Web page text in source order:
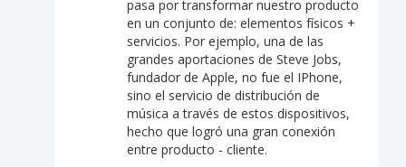
pasa por transformar nuestro producto
en un conjunto de: elementos físicos +
servicios. Por ejemplo, una de las
grandes aportaciones de Steve Jobs,
fundador de Apple, no fue el IPhone,
sino el servicio de distribución de
música a través de estos dispositivos,
hecho que logró una gran conexión
entre producto - cliente.